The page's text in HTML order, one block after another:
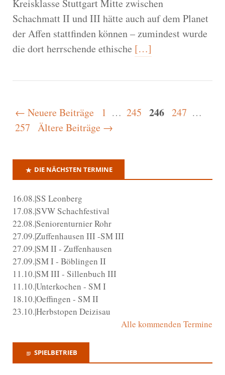
Kreisklasse Stuttgart Mitte zwischen
Schachmatt II und III hätte auch auf dem Planet
der Affen stattfinden können – zumindest wurde
die dort herrschende ethische […]
← Neuere Beiträge 1 … 245 246 247 …
257 Ältere Beiträge →
DIE NÄCHSTEN TERMINE
16.08.|SS Leonberg
17.08.|SVW Schachfestival
22.08.|Seniorenturnier Rohr
27.09.|Zuffenhausen III -SM III
27.09.|SM II - Zuffenhausen
27.09.|SM I - Böblingen II
11.10.|SM III - Sillenbuch III
11.10.|Unterkochen - SM I
18.10.|Oeffingen - SM II
23.10.|Herbstopen Deizisau
Alle kommenden Termine
SPIELBETRIEB